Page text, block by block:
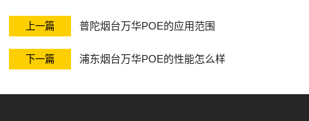
上一篇 普陀烟台万华POE的应用范围
下一篇 浦东烟台万华POE的性能怎么样